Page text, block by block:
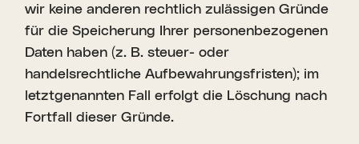
wir keine anderen rechtlich zulässigen Gründe
für die Speicherung Ihrer personenbezogenen
Daten haben (z. B. steuer- oder
handelsrechtliche Aufbewahrungsfristen); im
letztgenannten Fall erfolgt die Löschung nach
Fortfall dieser Gründe.